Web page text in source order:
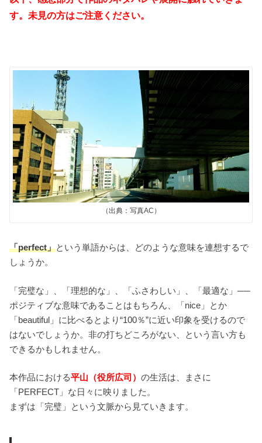
す。未見の方はご注意ください。
（出典：写真AC）
「perfect」という単語からは、どのような意味を連想するで
しょうか。
「完璧な」、「理想的な」、「ふさわしい」、「最適な」──
ポジティブな意味であることはもちろん、「nice」とか
「beautiful」に比べるとより“100％”に近い印象を受けるので
はないでしょうか。非の打ちどころがない、という言い方も
できるかもしれません。
本作品における平山（役所広司）の生活は、まさに
「PERFECT」な日々に映りました。
まずは「完璧」という文脈から見ていきます。